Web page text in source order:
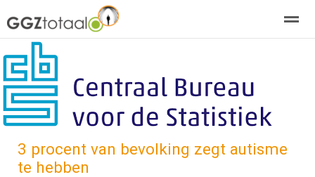
over GGZTotaal
Home Nieuws Zoeken Pagina's
3 procent van bevolking zegt autisme
te hebben